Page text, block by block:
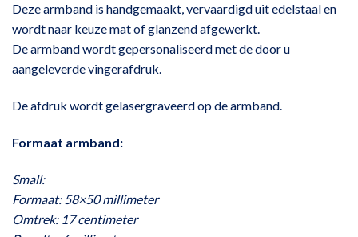
Deze armband is handgemaakt, vervaardigd uit edelstaal en
wordt naar keuze mat of glanzend afgewerkt.
De armband wordt gepersonaliseerd met de door u
aangeleverde vingerafdruk.
De afdruk wordt gelasergraveerd op de armband.
Formaat armband:
Small:
Formaat: 58×50 millimeter
Omtrek: 17 centimeter